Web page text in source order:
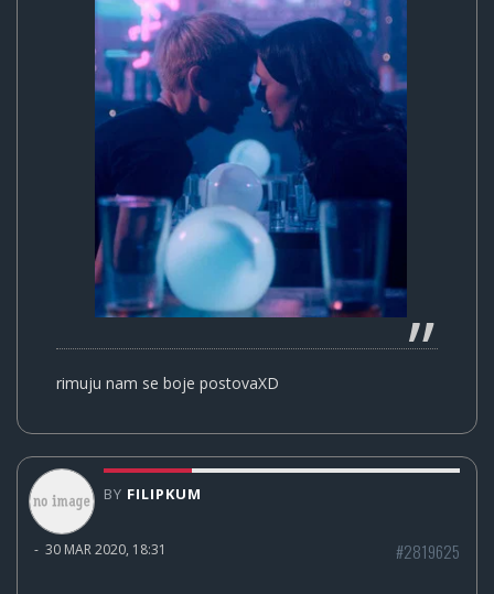
rimuju nam se boje postovaXD
BY FILIPKUM
- 30 MAR 2020, 18:31 #2819625